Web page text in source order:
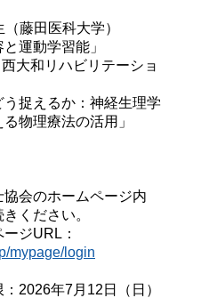
藤田医科大学）
運動学習能」
大和リハビリテーショ
う捉えるか：神経生理学
物理療法の活用」
会のホームページ内
ください。
ジURL：
mypage/login
2026年7月12日（日）